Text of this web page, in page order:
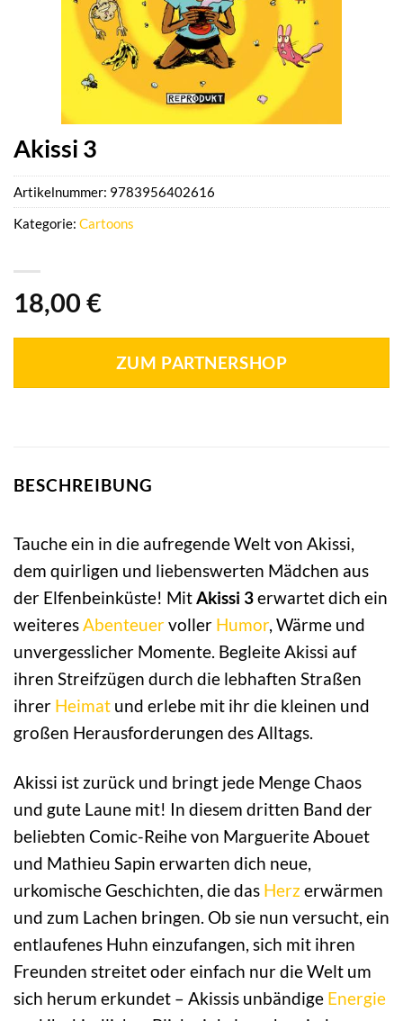
Akissi 3
18,00 €
ZUM PARTNERSHOP
Artikelnummer: 9783956402616
Kategorie: Cartoons
BESCHREIBUNG
Tauche ein in die aufregende Welt von Akissi,
dem quirligen und liebenswerten Mädchen aus
der Elfenbeinküste! Mit Akissi 3erwartet dich ein
weiteres Abenteuervoller Humor, Wärme und
unvergesslicher Momente. Begleite Akissi auf
ihren Streifzügen durch die lebhaften Straßen
ihrer Heimat und erlebe mit ihr die kleinen und
großen Herausforderungen des Alltags.
Akissi ist zurück und bringt jede Menge Chaos
und gute Laune mit! In diesem dritten Band der
beliebten Comic-Reihe von Marguerite Abouet
und Mathieu Sapin erwarten dich neue,
urkomische Geschichten, die das Herzerwärmen
und zum Lachen bringen. Ob sie nun versucht, ein
entlaufenes Huhn einzufangen, sich mit ihren
Freunden streitet oder einfach nur die Welt um
sich herum erkundet – Akissis unbändige Energie